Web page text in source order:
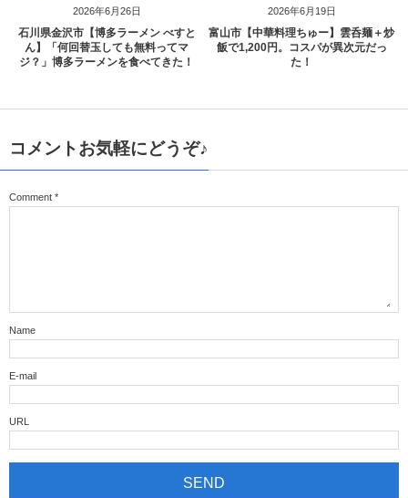
2026年6月26日
石川県金沢市【博多ラーメン べすと
ん】「何回替玉しても無料ってマ
ジ？」博多ラーメンを食べてきた！
2026年6月19日
富山市【中華料理ちゅー】雲呑麺＋炒
飯で1,200円。コスパが異次元だっ
た！
コメントお気軽にどうぞ♪
Comment *
Name
E-mail
URL